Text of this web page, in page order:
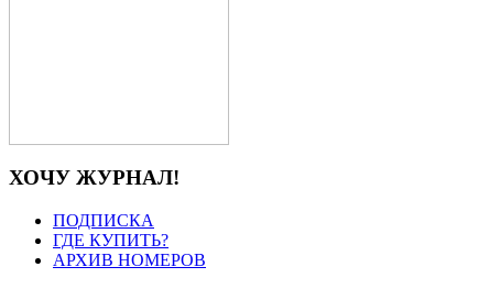
ХОЧУ ЖУРНАЛ!
ПОДПИСКА
ГДЕ КУПИТЬ?
АРХИВ НОМЕРОВ